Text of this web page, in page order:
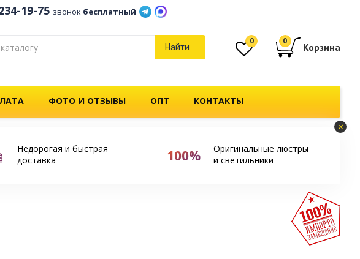
19-75 звонок бесплатный
Найти
0 0
Корзина
ФОТО И ОТЗЫВЫ ОПТ КОНТАКТЫ
×
Недорогая и быстрая
доставка
100%
Оригинальные люстры
и светильники